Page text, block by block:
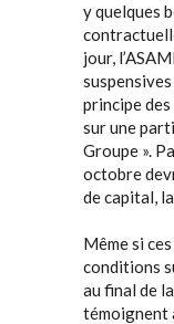
y quelques
jour,
principe
sur une
Groupe ».
octobre
de capital,
Même si
conditions
au final de
témoignent